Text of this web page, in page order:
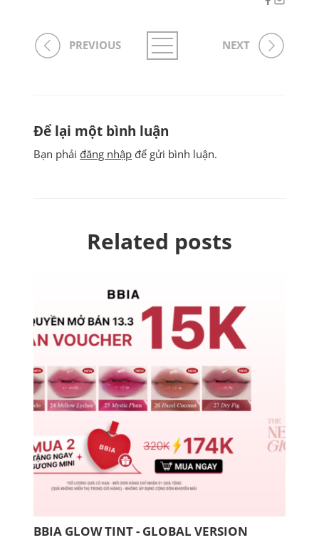
PREVIOUS NEXT
Để lại một bình luận
Bạn phải đăng nhập để gửi bình luận.
Related posts
BBIA GLOW TINT - GLOBAL VERSION